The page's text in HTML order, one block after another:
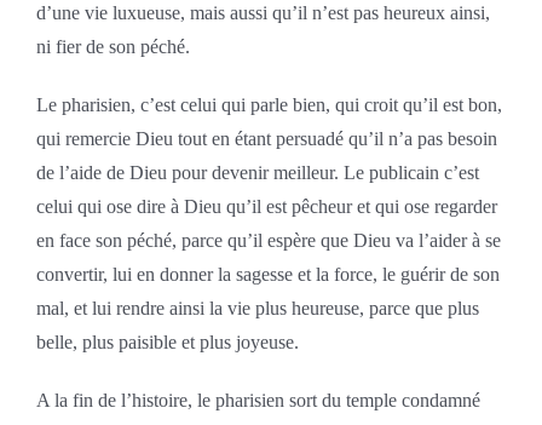
d’une vie luxueuse, mais aussi qu’il n’est pas heureux ainsi,
ni fier de son péché.
Le pharisien, c’est celui qui parle bien, qui croit qu’il est bon,
qui remercie Dieu tout en étant persuadé qu’il n’a pas besoin
de l’aide de Dieu pour devenir meilleur. Le publicain c’est
celui qui ose dire à Dieu qu’il est pêcheur et qui ose regarder
en face son péché, parce qu’il espère que Dieu va l’aider à se
convertir, lui en donner la sagesse et la force, le guérir de son
mal, et lui rendre ainsi la vie plus heureuse, parce que plus
belle, plus paisible et plus joyeuse.
A la fin de l’histoire, le pharisien sort du temple condamné